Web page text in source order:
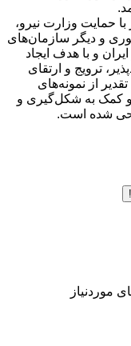
حمایت وزارت نیرو،
و دیگر سازمان‌های
و با هدف ایجاد
ترویج و ارتقای
از نمونه‌های
و کمک به شکل‌گیری و
شده است.
موردنیاز